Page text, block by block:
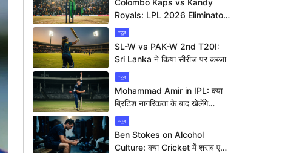
Colombo Kaps vs Kandy
Royals: LPL 2026 Eliminator
में कौन मारेगा बाज़ी?
न्यूज
SL-W vs PAK-W 2nd T20I:
Sri Lanka ने किया सीरीज पर कब्जा
न्यूज
Mohammad Amir in IPL: क्या
ब्रिटिश नागरिकता के बाद खेलेंगे
आईपीएल?
न्यूज
Ben Stokes on Alcohol
Culture: क्या Cricket में शराब एक